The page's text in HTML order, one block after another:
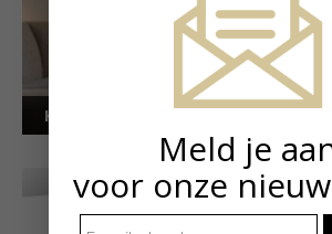
Kunstuitleen voor particulieren
Meld je
voor onze